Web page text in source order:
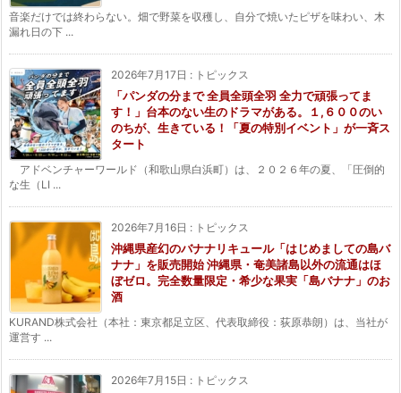
音楽だけでは終わらない。畑で野菜を収穫し、自分で焼いたピザを味わい、木
漏れ日の下 ...
2026年7月17日 : トピックス
「パンダの分まで 全員全頭全羽 全力で頑張ってま
す！」台本のない生のドラマがある。１,６００のい
のちが、生きている！「夏の特別イベント」が一斉ス
タート
アドベンチャーワールド（和歌山県白浜町）は、２０２６年の夏、「圧倒的
な生（LI ...
2026年7月16日 : トピックス
沖縄県産幻のバナナリキュール「はじめましての島バ
ナナ」を販売開始 沖縄県・奄美諸島以外の流通はほ
ぼゼロ。完全数量限定・希少な果実「島バナナ」のお
酒
KURAND株式会社（本社：東京都足立区、代表取締役：荻原恭朗）は、当社が
運営す ...
2026年7月15日 : トピックス